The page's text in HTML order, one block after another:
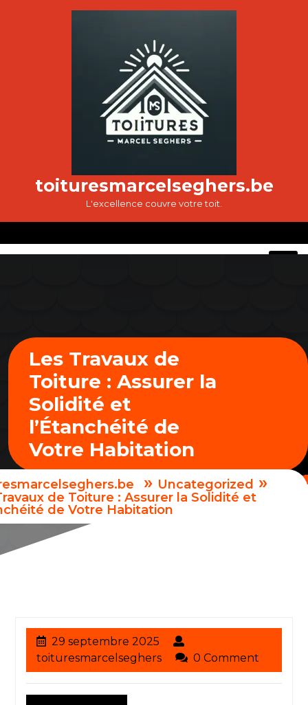
toituresmarcelseghers.be
L'excellence couvre votre toit.
Les Travaux de
Toiture : Assurer la
Solidité et
l’Étanchéité de
Votre Habitation
» Uncategorized »
de Toiture : Assurer la Solidité et
de Votre Habitation
29 septembre 2025
septembre
2025
toituresmarcelsegherstoituresmarcelseghers
0 Comment